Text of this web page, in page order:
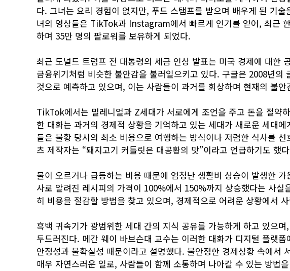
다. 그녀는 요리 경험이 없지만, 푸드 스탬프를 받으며 배우게 된 기
녀의 영상들은 TikTok과 Instagram에서 빠르게 인기를 얻어, 최근
하며 35만 명의 팔로워를 보유하게 되었다.
최근 도널드 트럼프 전 대통령의 세금 인상 발표는 미국 경제에 대한
금융위기처럼 비슷한 불안감을 불러일으키고 있다. 구글은 2008년의
것으로 예측하고 있으며, 이는 사람들이 과거를 회상하며 현재의 불
TikTok에서는 밀레니얼과 Z세대가 서로에게 조언을 주고 돈을 절약
한 대화는 과거의 경제적 상황을 기억하고 있는 세대가 새로운 세대
들은 불황 당시의 최소 비용으로 여행하는 방식이나 저렴한 식사를
츠 제작자는 “돼지고기 커틀릿은 대공황의 맛”이라고 언급하기도 했
물이 오르거나 급등하는 비용 때문에 엄청난 생활비 상승이 발생한
사로 알려진 레시피의 가격이 100%에서 150%까지 상승했다는 사실
히 비용을 절감할 방법을 찾고 있으며, 경제적으로 어려운 상황에서
흑백 귀속기가 광범위한 세대 간의 지식 공유를 가능하게 하고 있으
두드러진다. 메간 웨이 바브슨대 교수는 이러한 대화가 디지털 플랫
안정성과 불확실성 때문이라고 설명했다. 불안정한 경제상황 속에서
매우 자연스러운 일로, 사람들이 함께 소통하며 나아갈 수 있는 방법